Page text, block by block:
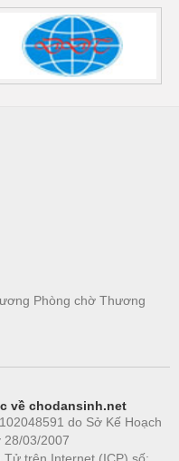
Phòng chờ Thương
về chodansinh.net
do Sở Kế Hoạch
03/2007
trên Internet (ICP) số: